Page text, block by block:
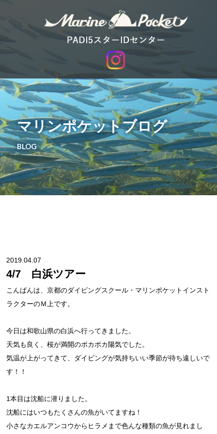
マリンポケットブログ
BLOG
2019.04.07
4/7 白浜ツアー
こんばんは、京都のダイビングスクール・マリンポケットインスト
ラクターのＭ上です。
今日は和歌山県の白浜へ行ってきました。
天気も良く、桜が満開のポカポカ陽気でした。
気温が上がってきて、ダイビングが気持ちいい季節が待ち遠しいで
す！！
1本目は沈船に潜りました。
沈船にはいつもたくさんの魚がいてますね！
小さなカエルアンコウからヒラメまで色んな種類の魚が見れまし